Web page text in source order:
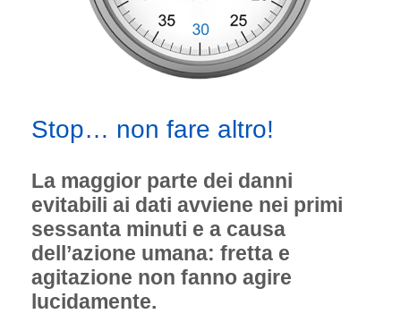
Stop… non fare altro!
La maggior parte dei danni
evitabili ai dati avviene nei primi
sessanta minuti e a causa
dell’azione umana: fretta e
agitazione non fanno agire
lucidamente.